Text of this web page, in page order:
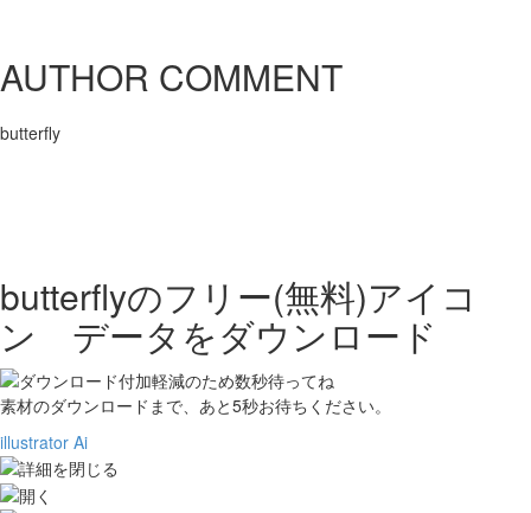
AUTHOR COMMENT
butterfly
butterflyのフリー(無料)アイコ
ン データをダウンロード
素材のダウンロードまで、あと5秒お待ちください。
illustrator Ai